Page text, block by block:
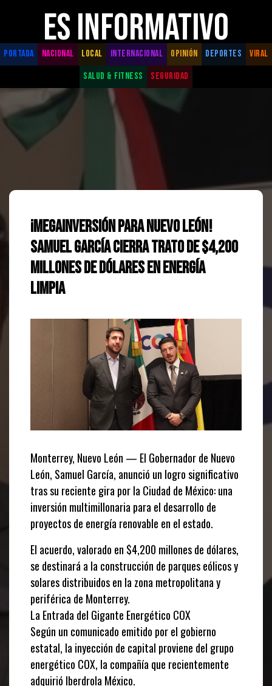
ES INFORMATIVO
PORTADA NACIONAL LOCAL INTERNACIONAL OPINIÓN DEPORTES
VIRAL
SALUD & FITNESS
SEGURIDAD
¡Megainversión para Nuevo León!
Samuel García Cierra Trato de $4,200
Millones de Dólares en Energía
Limpia
Monterrey, Nuevo León — El Gobernador de Nuevo
León, Samuel García, anunció un logro significativo
tras su reciente gira por la Ciudad de México: una
inversión multimillonaria para el desarrollo de
proyectos de energía renovable en el estado.
El acuerdo, valorado en $4,200 millones de dólares,
se destinará a la construcción de parques eólicos y
solares distribuidos en la zona metropolitana y
periférica de Monterrey.
La Entrada del Gigante Energético COX
Según un comunicado emitido por el gobierno
estatal, la inyección de capital proviene del grupo
energético COX, la compañía que recientemente
adquirió Iberdrola México.